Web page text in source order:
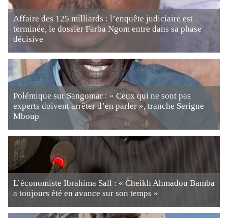
Affaire des 125 milliards : l’enquête judiciaire est
terminée, le dossier Farba Ngom entre dans sa phase
décisive
Polémique sur Sangomar : « Ceux qui ne sont pas
experts doivent arrêter d’en parler », tranche Serigne
Mboup
L’économiste Ibrahima Sall : « Cheikh Ahmadou Bamba
a toujours été en avance sur son temps »